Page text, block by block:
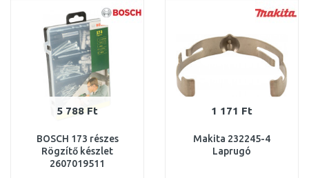
Összehasonlítás Összehasonlítás
5 788 Ft
BOSCH 173 részes
Rögzítő készlet
2607019511
1 171 Ft
Makita 232245-4
Laprugó